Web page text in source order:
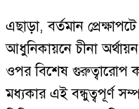
এছাড়া, বর্তমান
আধুনিকায়নে চীনা
ওপর বিশেষ গুরুত্বারোপ
মধ্যকার এই বন্ধুত্বপূর্ণ